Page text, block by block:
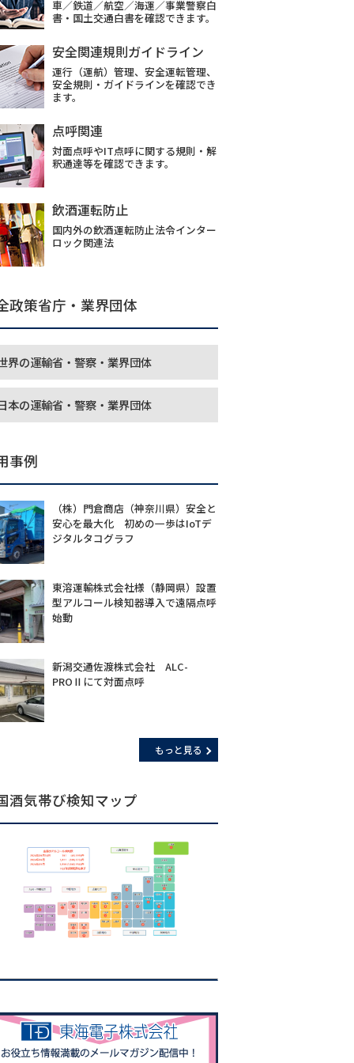
車／鉄道／航空／海運／事業警察白
書・国土交通白書を確認できます。
安全関連規則ガイドライン
運行（運航）管理、安全運転管理、
安全規則・ガイドラインを確認でき
ます。
点呼関連
対面点呼やIT点呼に関する規則・解
釈通達等を確認できます。
飲酒運転防止
国内外の飲酒運転防止法令インター
ロック関連法
政策省庁・業界団体
界の運輸省・警察・業界団体
本の運輸省・警察・業界団体
事例
（株）門倉商店（神奈川県）安全と
安心を最大化 初めの一歩はIoTデ
ジタルタコグラフ
東溶運輸株式会社様（静岡県）設置
型アルコール検知器導入で遠隔点呼
始動
新潟交通佐渡株式会社 ALC-
PROⅡにて対面点呼
もっと見る
酒気帯び検知マップ